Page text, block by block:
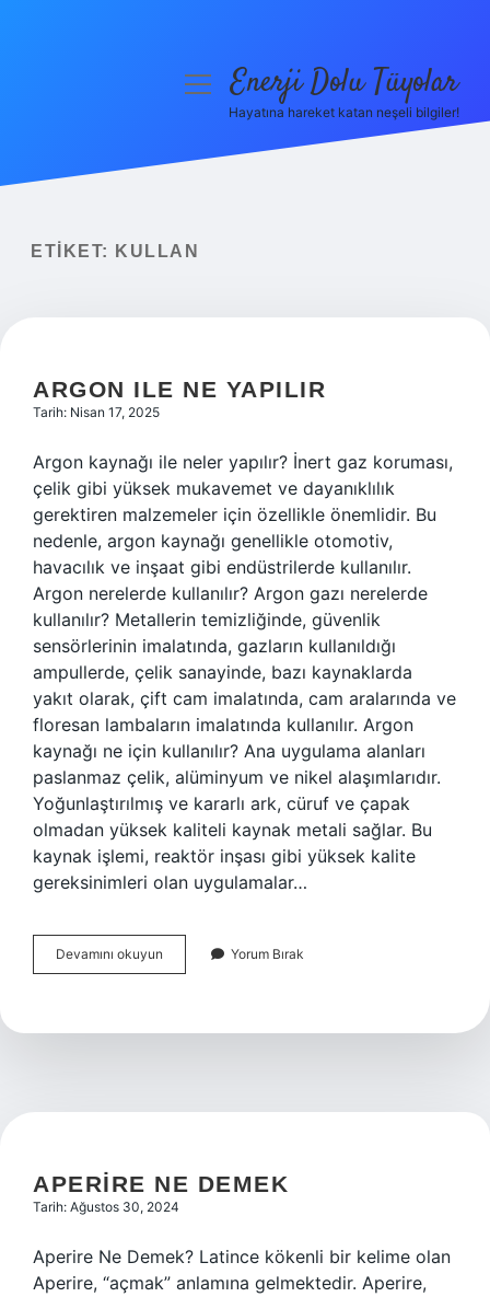
Yasal Uyarı
menüyüEnerji Dolu Tüyolar
Hayatına hareket katan neşeli bilgiler!
ETIKET: KULLAN
ARGON ILE NE YAPILIR
Tarih: Nisan 17, 2025
Argon kaynağı ile neler yapılır? İnert gaz koruması,
çelik gibi yüksek mukavemet ve dayanıklılık
gerektiren malzemeler için özellikle önemlidir. Bu
nedenle, argon kaynağı genellikle otomotiv,
havacılık ve inşaat gibi endüstrilerde kullanılır.
Argon nerelerde kullanılır? Argon gazı nerelerde
kullanılır? Metallerin temizliğinde, güvenlik
sensörlerinin imalatında, gazların kullanıldığı
ampullerde, çelik sanayinde, bazı kaynaklarda
yakıt olarak, çift cam imalatında, cam aralarında ve
floresan lambaların imalatında kullanılır. Argon
kaynağı ne için kullanılır? Ana uygulama alanları
paslanmaz çelik, alüminyum ve nikel alaşımlarıdır.
Yoğunlaştırılmış ve kararlı ark, cüruf ve çapak
olmadan yüksek kaliteli kaynak metali sağlar. Bu
kaynak işlemi, reaktör inşası gibi yüksek kalite
gereksinimleri olan uygulamalar…
Devamını okuyun
Ile
Yorum Bırak
APERIRE NE DEMEK
Tarih: Ağustos 30, 2024
Aperire Ne Demek? Latince kökenli bir kelime olan
Aperire, “açmak” anlamına gelmektedir. Aperire,